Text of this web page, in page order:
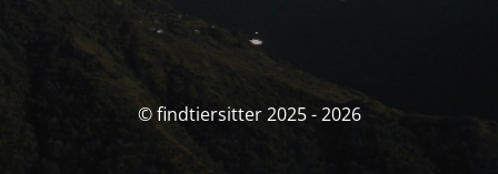
© findtiersitter 2025 - 2026